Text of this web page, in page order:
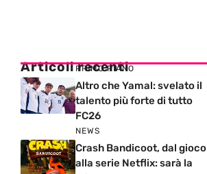
Articoli recenti
PRIMO PIANO
Altro che Yamal: svelato il
talento più forte di tutto
FC26
NEWS
Crash Bandicoot, dal gioco
alla serie Netflix: sarà la